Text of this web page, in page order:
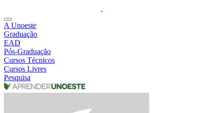
A Unoeste
Graduação
EAD
Pós-Graduação
Cursos Técnicos
Cursos Livres
Pesquisa